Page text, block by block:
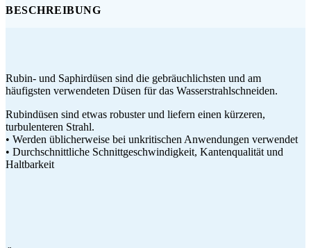
BESCHREIBUNG
Rubin- und Saphirdüsen sind die gebräuchlichsten und am
häufigsten verwendeten Düsen für das Wasserstrahlschneiden.
Rubindüsen sind etwas robuster und liefern einen kürzeren,
turbulenteren Strahl.
• Werden üblicherweise bei unkritischen Anwendungen verwendet
• Durchschnittliche Schnittgeschwindigkeit, Kantenqualität und
Haltbarkeit